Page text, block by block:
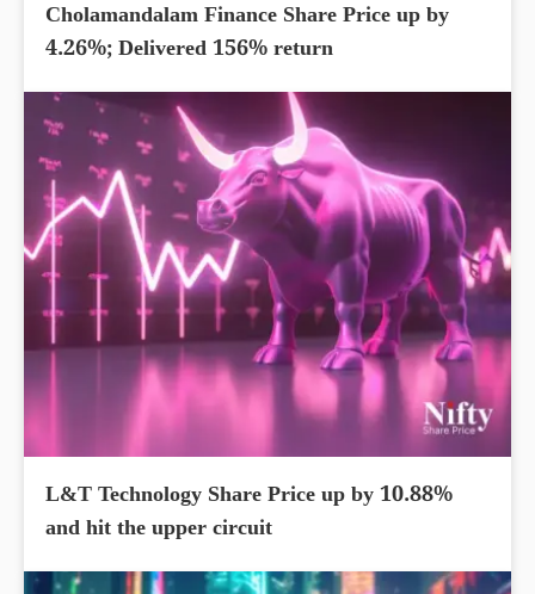
Cholamandalam Finance Share Price up by
4.26%; Delivered 156% return
L&T Technology Share Price up by 10.88%
and hit the upper circuit